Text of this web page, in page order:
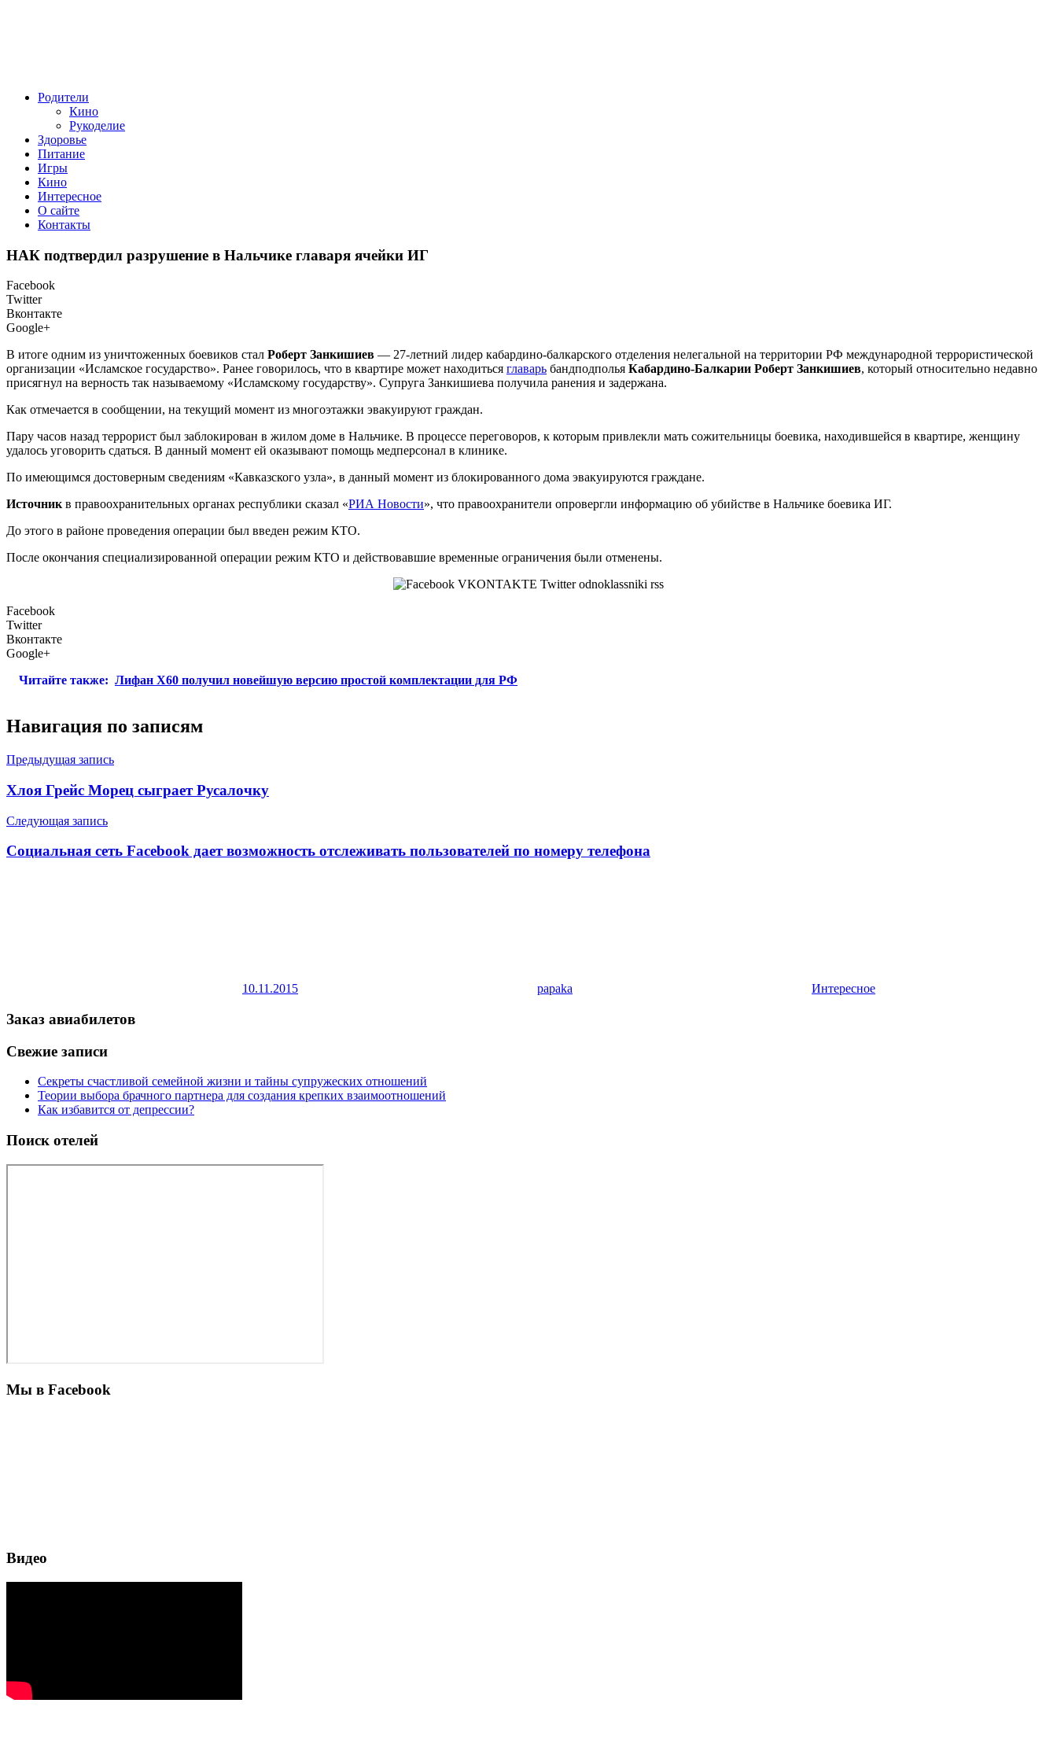
Родители
Кино
Рукоделие
Здоровье
Питание
Игры
Кино
Интересное
О сайте
Контакты
НАК подтвердил разрушение в Нальчике главаря ячейки ИГ
Facebook
Twitter
Вконтакте
Google+
В итоге одним из уничтоженных боевиков стал Роберт Занкишиев — 27-летний лидер кабардино-балкарского отделения нелегальной на территории РФ международной террористической
организации «Исламское государство». Ранее говорилось, что в квартире может находиться главарь бандподполья Кабардино-Балкарии Роберт Занкишиев, который относительно недавно
присягнул на верность так называемому «Исламскому государству». Супруга Занкишиева получила ранения и задержана.
Как отмечается в сообщении, на текущий момент из многоэтажки эвакуируют граждан.
Пару часов назад террорист был заблокирован в жилом доме в Нальчике. В процессе переговоров, к которым привлекли мать сожительницы боевика, находившейся в квартире, женщину
удалось уговорить сдаться. В данный момент ей оказывают помощь медперсонал в клинике.
По имеющимся достоверным сведениям «Кавказского узла», в данный момент из блокированного дома эвакуируются граждане.
Источникв правоохранительных органах республики сказал «РИА Новости», что правоохранители опровергли информацию об убийстве в Нальчике боевика ИГ.
До этого в районе проведения операции был введен режим КТО.
После окончания специализированной операции режим КТО и действовавшие временные ограничения были отменены.
Facebook
Twitter
Вконтакте
Google+
Читайте также: Лифан X60 получил новейшую версию простой комплектации для РФ
Навигация по записям
Предыдущая запись
Хлоя Грейс Морец сыграет Русалочку
Следующая запись
Социальная сеть Facebook дает возможность отслеживать пользователей по номеру телефона
10.11.2015 papaka Интересное
Заказ авиабилетов
Свежие записи
Секреты счастливой семейной жизни и тайны супружеских отношений
Теории выбора брачного партнера для создания крепких взаимоотношений
Как избавится от депрессии?
Поиск отелей
Мы в Facebook
Видео